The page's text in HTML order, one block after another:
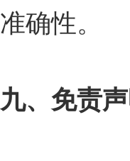
准确性。
九、免责